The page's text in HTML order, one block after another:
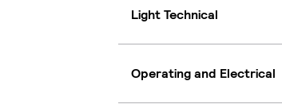
Light Technical
Operating and Electrical